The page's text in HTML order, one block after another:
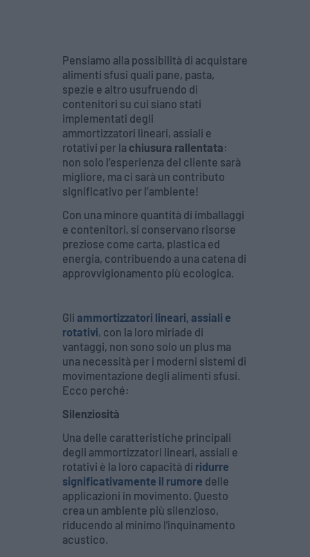
Pensiamo alla possibilità di acquistare
alimenti sfusi quali pane, pasta,
spezie e altro usufruendo di
contenitori su cui siano stati
implementati degli
ammortizzatori lineari, assiali e
rotativi per la chiusura rallentata:
non solo l’esperienza del cliente sarà
migliore, ma ci sarà un contributo
significativo per l’ambiente!
Con una minore quantità di imballaggi
e contenitori, si conservano risorse
preziose come carta, plastica ed
energia, contribuendo a una catena di
approvvigionamento più ecologica.
Gli ammortizzatori lineari, assiali e
rotativi, con la loro miriade di
vantaggi, non sono solo un plus ma
una necessità per i moderni sistemi di
movimentazione degli alimenti sfusi.
Ecco perché:
Silenziosità
Una delle caratteristiche principali
degli ammortizzatori lineari, assiali e
rotativi è la loro capacità di ridurre
significativamente il rumore delle
applicazioni in movimento. Questo
crea un ambiente più silenzioso,
riducendo al minimo l'inquinamento
acustico.